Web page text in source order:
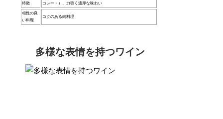
特徴
コレート）、力強く濃厚な味わい
相性の良
い料理
コクのある肉料理
多様な表情を持つワイン